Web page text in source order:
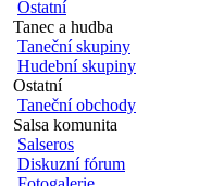
Ostatní
Tanec a hudba
Taneční skupiny
Hudební skupiny
Ostatní
Taneční obchody
Salsa komunita
Salseros
Diskuzní fórum